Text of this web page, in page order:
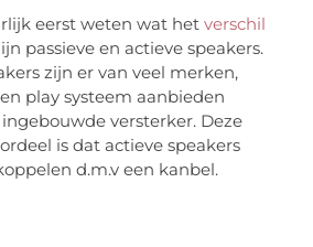
eerst weten wat het verschil
passieve en actieve speakers.
zijn er van veel merken,
play systeem aanbieden
versterker. Deze
is dat actieve speakers
d.m.v een kanbel.